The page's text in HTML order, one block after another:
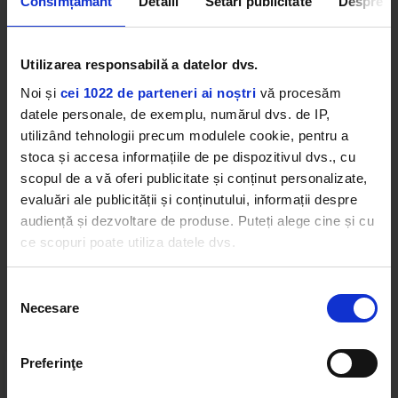
Utilizarea responsabilă a datelor dvs.
Noi și cei 1022 de parteneri ai noștri vă procesăm
datele personale, de exemplu, numărul dvs. de IP,
utilizând tehnologii precum modulele cookie, pentru a
stoca și accesa informațiile de pe dispozitivul dvs., cu
scopul de a vă oferi publicitate și conținut personalizate,
evaluări ale publicității și conținutului, informații despre
audiență și dezvoltare de produse. Puteți alege cine și cu
ce scopuri poate utiliza datele dvs.
Să colectăm informațiile cu privire la locația dvs.
Să vă identificăm dispozitivul scanândul-l în mod
activ după caracteristici specifice (amprentare)
consimțământului
Necesare
Preferinţe
pentru piesa ,,Înapoi în viitor”, a făcut senzație în
rândul fanilor și a ajuns în Top 10 cele mai difuzate
Mai mult decât atât, artistul a lansat piesa ,,Regele
Lumii”, o piesă îndrăgită de comunitatea sa și nu
numai, dar și o colaborare cu Tosh pentru ,,Tatuaje,
Flori”.
THE MOTANS